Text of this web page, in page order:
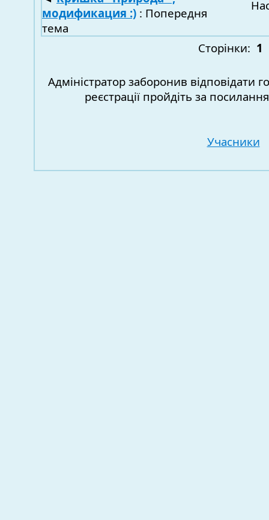
модификация :) : Попередня
тема
Сторінки: 1
Адміністратор заборонив відповідати
реєстрації пройдіть за
Учасники